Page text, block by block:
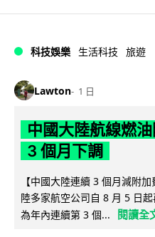
科技娛樂 生活科技 旅遊
Lawton 1 日
中國大陸航線燃
3 個月下調
【中國大陸連續 3 個月減附
陸多家航空公司自 8 月 5 日
為年內連續第 3 個...
閱讀全